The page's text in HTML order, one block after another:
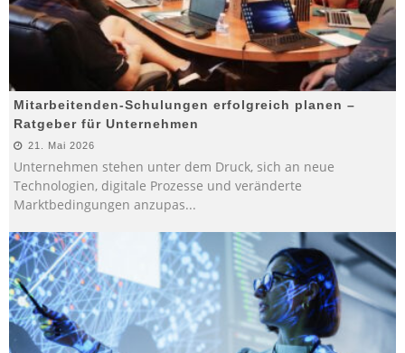
Mitarbeitenden-Schulungen erfolgreich planen –
Ratgeber für Unternehmen
21. Mai 2026
Unternehmen stehen unter dem Druck, sich an neue
Technologien, digitale Prozesse und veränderte
Marktbedingungen anzupas...